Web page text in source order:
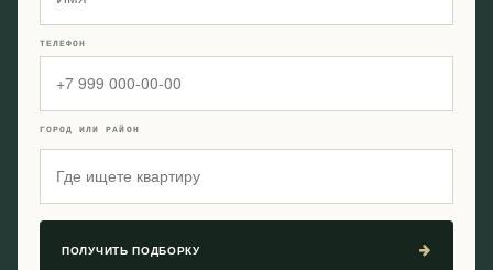
ТЕЛЕФОН
ГОРОД ИЛИ РАЙОН
ПОЛУЧИТЬ ПОДБОРКУ